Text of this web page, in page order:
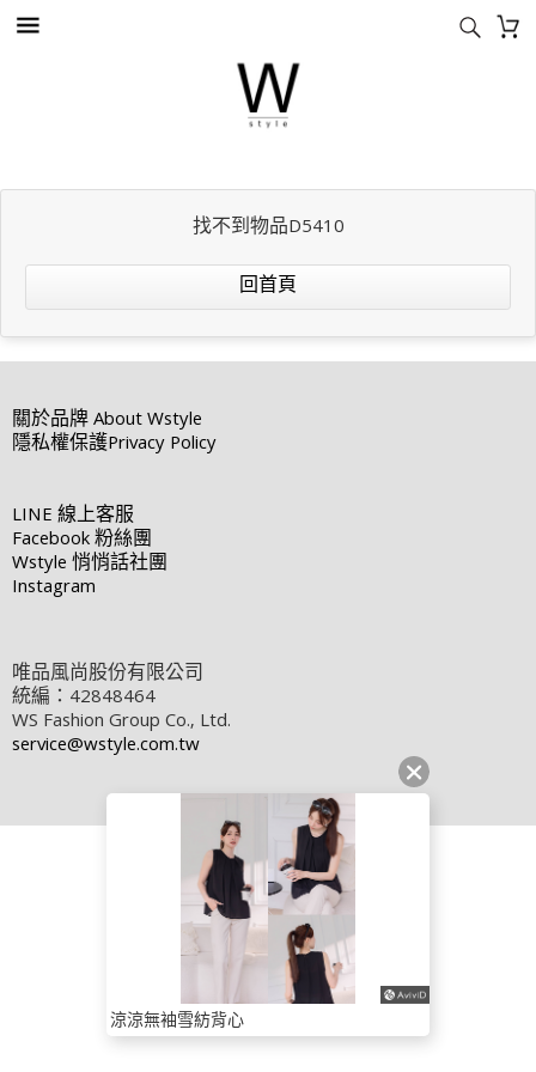
找不到物品D5410
回首頁
關於品牌About Wstyle
隱私權保護Privacy Policy
LINE線上客服
Facebook粉絲團
Wstyle悄悄話社團
Instagram
唯品風尚股份有限公司
統編：42848464
WS Fashion Group Co., Ltd.
service@wstyle.com.tw
涼涼無袖雪紡背心